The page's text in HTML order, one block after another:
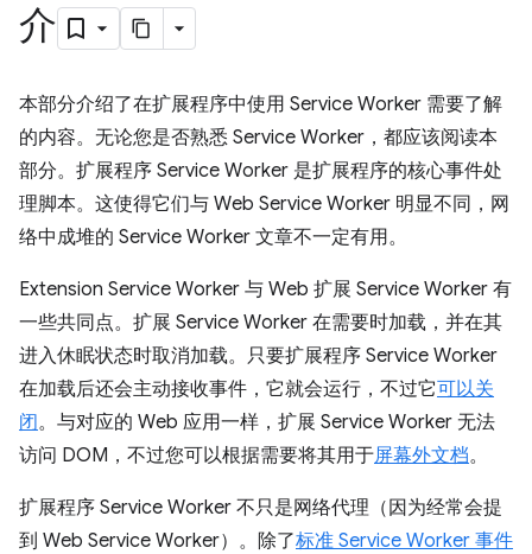
介
本部分介绍了在扩展程序中使用 Service Worker 需要了解
的内容。无论您是否熟悉 Service Worker，都应该阅读本
部分。扩展程序 Service Worker 是扩展程序的核心事件处
理脚本。这使得它们与 Web Service Worker 明显不同，网
络中成堆的 Service Worker 文章不一定有用。
Extension Service Worker 与 Web 扩展 Service Worker 有
一些共同点。扩展 Service Worker 在需要时加载，并在其
进入休眠状态时取消加载。只要扩展程序 Service Worker
在加载后还会主动接收事件，它就会运行，不过它可以关
闭。与对应的 Web 应用一样，扩展 Service Worker 无法
访问 DOM，不过您可以根据需要将其用于屏幕外文档。
扩展程序 Service Worker 不只是网络代理（因为经常会提
到 Web Service Worker）。除了标准 Service Worker 事件